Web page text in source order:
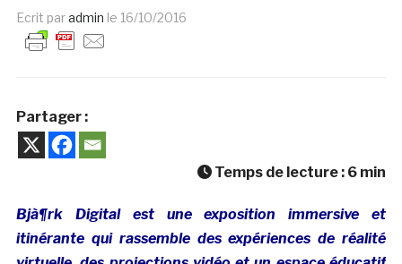
Ecrit paradmin le 16/10/2016
Partager :
Temps de lecture : 6 min
Bjà¶rk Digital est une exposition immersive et
itinérante qui rassemble des expériences de réalité